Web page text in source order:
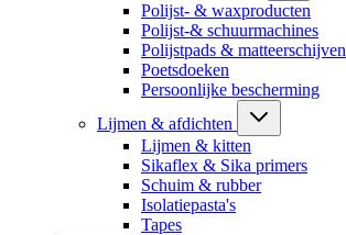
Polijst- & waxproducten
Polijst-& schuurmachines
Polijstpads & matteerschijven
Poetsdoeken
Persoonlijke bescherming
Lijmen & afdichten
Lijmen & kitten
Sikaflex & Sika primers
Schuim & rubber
Isolatiepasta's
Tapes